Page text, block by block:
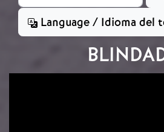
Language / Idioma del